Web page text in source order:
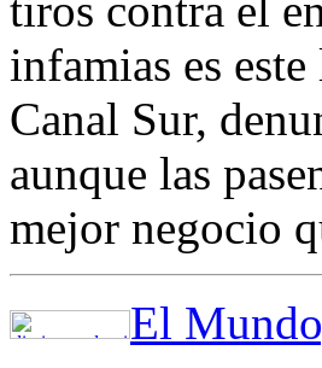
infamias es
Canal Sur,
aunque las
mejor negocio
El